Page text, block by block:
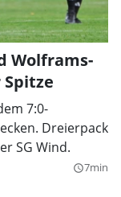
Wolframs-
7:0-
Dreierpack
SG Wind.
query_builder7min